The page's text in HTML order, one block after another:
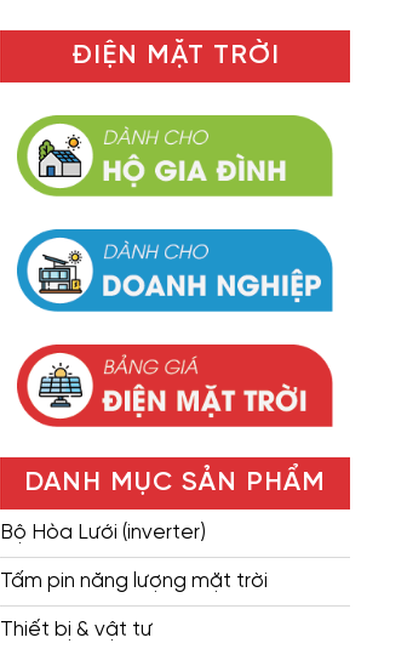
ĐIỆN MẶT TRỜI
DANH MỤC SẢN PHẨM
Bộ Hòa Lưới (inverter)
Tấm pin năng lượng mặt trời
Thiết bị & vật tư